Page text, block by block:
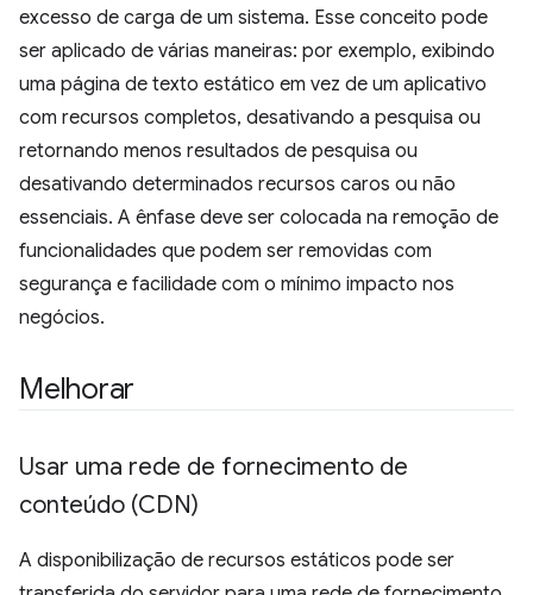
excesso de carga de um sistema. Esse conceito pode
ser aplicado de várias maneiras: por exemplo, exibindo
uma página de texto estático em vez de um aplicativo
com recursos completos, desativando a pesquisa ou
retornando menos resultados de pesquisa ou
desativando determinados recursos caros ou não
essenciais. A ênfase deve ser colocada na remoção de
funcionalidades que podem ser removidas com
segurança e facilidade com o mínimo impacto nos
negócios.
Melhorar
Usar uma rede de fornecimento de
conteúdo (CDN)
A disponibilização de recursos estáticos pode ser